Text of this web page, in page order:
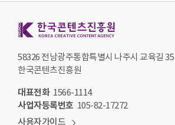
58326 전남광주통합특별시 나주시 교육길
한국콘텐츠진흥원
대표전화 1566-1114
사업자등록번호 105-82-17272
사용자가이드